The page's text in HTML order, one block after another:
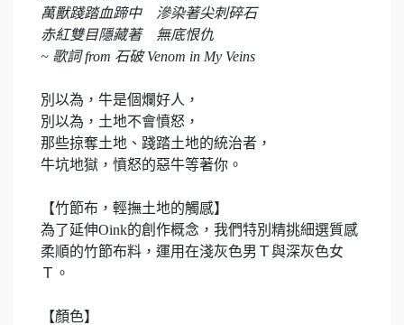
萬獸踐踏血蹄中 滲染著尖刺碎石
赤紅雙目隱藏著 無底恨仇
~ 歌詞 from 石破 Venom in My Veins
別以為，牛是個爛好人，
別以為，土地不會憤怒，
那些掠奪土地、踐踏土地的統治者，
牛坑地獄，憤怒的惡牛等著你。
【竹節布，輕撫土地的觸感】
為了延伸Oink的創作概念，我們特別精挑細選質感
柔順的竹節布料，運用在淺灰色男Ｔ與深灰色女
Ｔ。
【顏色】